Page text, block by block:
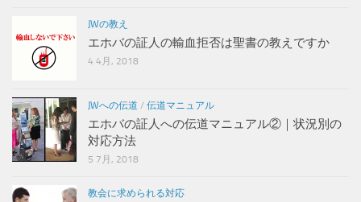
JWの教え
エホバの証人の輸血拒否は聖書の教えですか
4 4月, 2018
JWへの伝道 / 伝道マニュアル
エホバの証人への伝道マニュアル②｜状況別の
対応方法
5 7月, 2018
教会に求められる対応